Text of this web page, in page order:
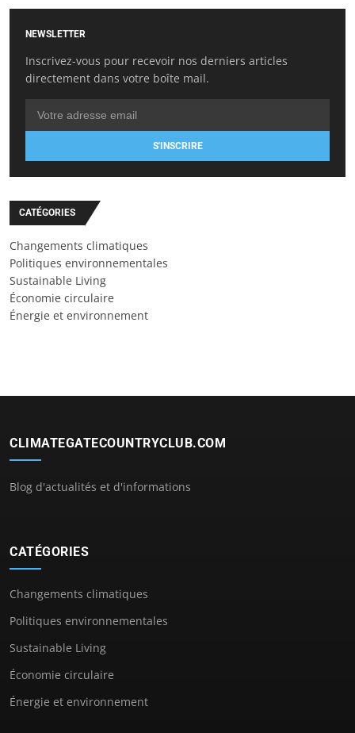
NEWSLETTER
Inscrivez-vous pour recevoir nos derniers articles
directement dans votre boîte mail.
S'INSCRIRE
CATÉGORIES
Changements climatiques
Politiques environnementales
Sustainable Living
Économie circulaire
Énergie et environnement
CLIMATEGATECOUNTRYCLUB.COM
Blog d'actualités et d'informations
CATÉGORIES
Changements climatiques
Politiques environnementales
Sustainable Living
Économie circulaire
Énergie et environnement